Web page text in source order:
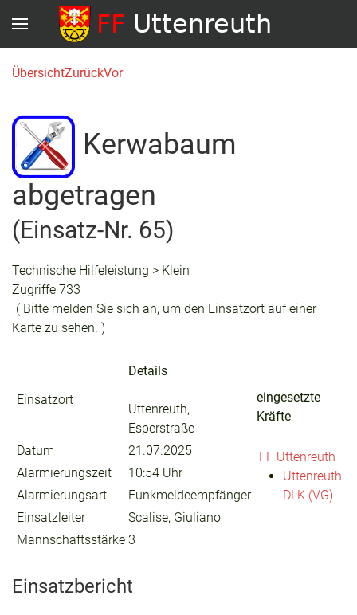
ÜbersichtZurückVor
Kerwabaum
abgetragen
(Einsatz-Nr. 65)
Technische Hilfeleistung > Klein
Zugriffe 733
( Bitte melden Sie sich an, um den Einsatzort auf einer
Karte zu sehen. )
Einsatzort
Details
Uttenreuth,
Esperstraße
Datum
21.07.2025
Alarmierungszeit
10:54 Uhr
Alarmierungsart
Funkmeldeempfänger
Einsatzleiter
Scalise, Giuliano
Mannschaftsstärke 3
eingesetzte
Kräfte
FF Uttenreuth
Uttenreuth
DLK (VG)
Einsatzbericht